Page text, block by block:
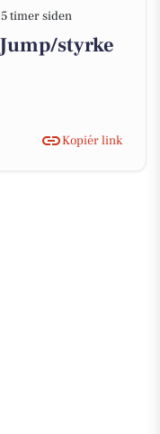
5 timer siden
styrke
Kopiér link